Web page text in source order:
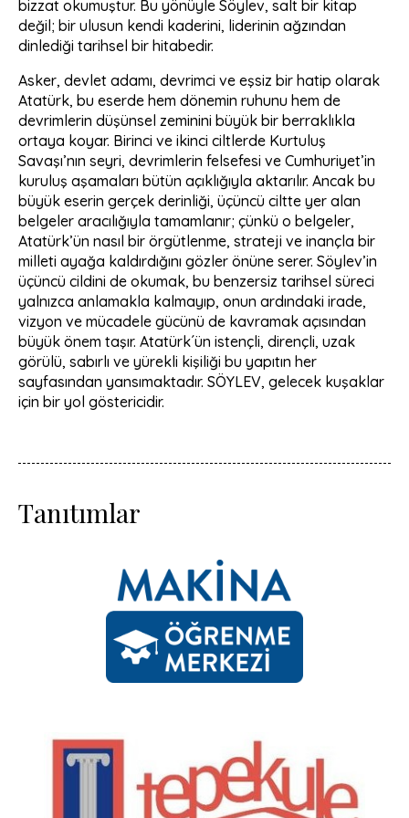
bizzat okumuştur. Bu yönüyle Söylev, salt bir kitap
değil; bir ulusun kendi kaderini, liderinin ağzından
dinlediği tarihsel bir hitabedir.
Asker, devlet adamı, devrimci ve eşsiz bir hatip olarak
Atatürk, bu eserde hem dönemin ruhunu hem de
devrimlerin düşünsel zeminini büyük bir berraklıkla
ortaya koyar. Birinci ve ikinci ciltlerde Kurtuluş
Savaşı’nın seyri, devrimlerin felsefesi ve Cumhuriyet’in
kuruluş aşamaları bütün açıklığıyla aktarılır. Ancak bu
büyük eserin gerçek derinliği, üçüncü ciltte yer alan
belgeler aracılığıyla tamamlanır; çünkü o belgeler,
Atatürk’ün nasıl bir örgütlenme, strateji ve inançla bir
milleti ayağa kaldırdığını gözler önüne serer. Söylev’in
üçüncü cildini de okumak, bu benzersiz tarihsel süreci
yalnızca anlamakla kalmayıp, onun ardındaki irade,
vizyon ve mücadele gücünü de kavramak açısından
büyük önem taşır. Atatürk´ün istençli, dirençli, uzak
görülü, sabırlı ve yürekli kişiliği bu yapıtın her
sayfasından yansımaktadır. SÖYLEV, gelecek kuşaklar
için bir yol göstericidir.
Tanıtımlar